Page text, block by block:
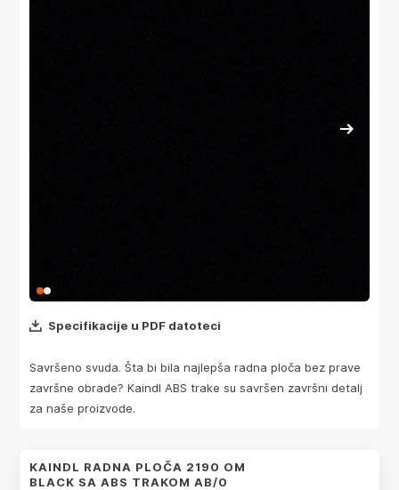
Specifikacije u PDF datoteci
Savršeno svuda. Šta bi bila najlepša radna ploča bez prave
završne obrade? Kaindl ABS trake su savršen završni detalj
za naše proizvode.
KAINDL RADNA PLOČA 2190 OM
BLACK SA ABS TRAKOM AB/0